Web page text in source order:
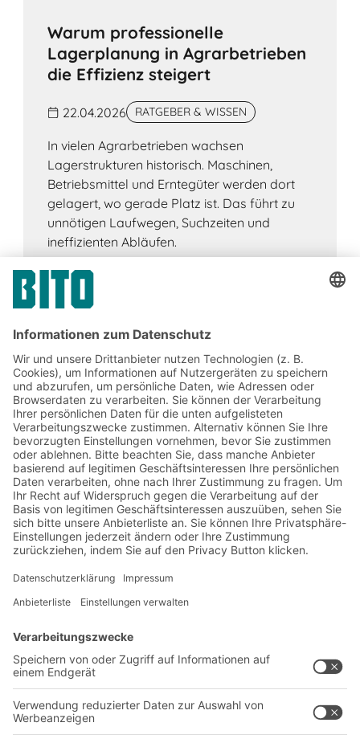
Warum professionelle
Lagerplanung in Agrarbetrieben
die Effizienz steigert
22.04.2026 RATGEBER & WISSEN
In vielen Agrarbetrieben wachsen
Lagerstrukturen historisch. Maschinen,
Betriebsmittel und Erntegüter werden dort
gelagert, wo gerade Platz ist. Das führt zu
unnötigen Laufwegen, Suchzeiten und
ineffizienten Abläufen.
Jetzt beim BITO Newsletter
anmelden:
Lager- & Logistiknews
Exklusive Rabatte
Neuheiten
Newsletter abonnieren
Lösungen
Intralogistiklösungen
Behältersysteme
Regalsysteme
Transportsysteme
Kontaktformular